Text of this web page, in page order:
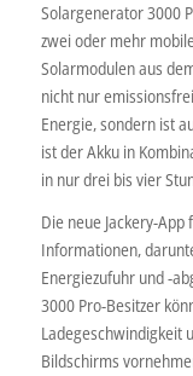
Solargenerator 3000
zwei oder mehr
Solarmodulen aus
nicht nur
Energie, sondern ist
ist der Akku in
in nur drei bis vier
Die neue Jackery-
Informationen,
Energiezufuhr und -
3000 Pro-Besitzer
Ladegeschwindigkeit
Bildschirms